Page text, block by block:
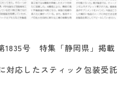
号 特集「静岡県」掲載
対応したスティック包装受託